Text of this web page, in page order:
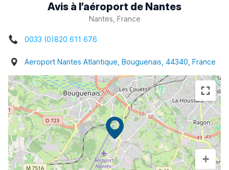
Avis à l’aéroport de Nantes
Nantes, France
0033 (0)820 611 676
Aeroport Nantes Atlantique, Bouguenais, 44340, France
+